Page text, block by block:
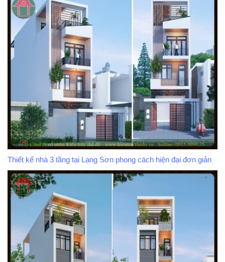
Thiết kế nhà 3 tầng tại Lạng Sơn phong cách hiện đại đơn giản